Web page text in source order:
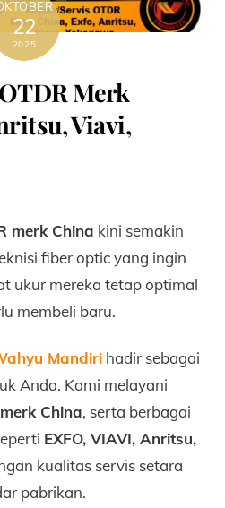
22
2025
Merk
Viavi,
merk China kini semakin
fiber optic yang ingin
ukur mereka tetap optimal
membeli baru.
Mandiri hadir sebagai
Anda. Kami melayani
China, serta berbagai
EXFO, VIAVI, Anritsu,
kualitas servis setara
pabrikan.